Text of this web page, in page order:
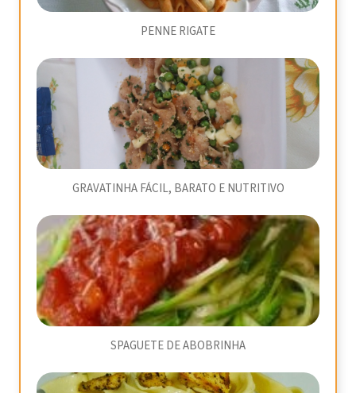
PENNE RIGATE
GRAVATINHA FÁCIL, BARATO E NUTRITIVO
SPAGUETE DE ABOBRINHA